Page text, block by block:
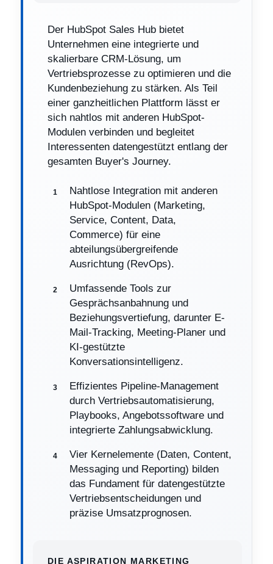
Der HubSpot Sales Hub bietet
Unternehmen eine integrierte und
skalierbare CRM-Lösung, um
Vertriebsprozesse zu optimieren und die
Kundenbeziehung zu stärken. Als Teil
einer ganzheitlichen Plattform lässt er
sich nahtlos mit anderen HubSpot-
Modulen verbinden und begleitet
Interessenten datengestützt entlang der
gesamten Buyer's Journey.
Nahtlose Integration mit anderen
HubSpot-Modulen (Marketing,
Service, Content, Data,
Commerce) für eine
abteilungsübergreifende
Ausrichtung (RevOps).
Umfassende Tools zur
Gesprächsanbahnung und
Beziehungsvertiefung, darunter E-
Mail-Tracking, Meeting-Planer und
KI-gestützte
Konversationsintelligenz.
Effizientes Pipeline-Management
durch Vertriebsautomatisierung,
Playbooks, Angebotssoftware und
integrierte Zahlungsabwicklung.
Vier Kernelemente (Daten, Content,
Messaging und Reporting) bilden
das Fundament für datengestützte
Vertriebsentscheidungen und
präzise Umsatzprognosen.
DIE ASPIRATION MARKETING